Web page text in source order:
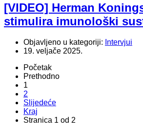
[VIDEO] Herman
stimulira imunološki
Objavljeno u kategoriji: Intervjui
19. veljače 2025.
Početak
Prethodno
1
2
Slijedeće
Kraj
Stranica 1 od 2